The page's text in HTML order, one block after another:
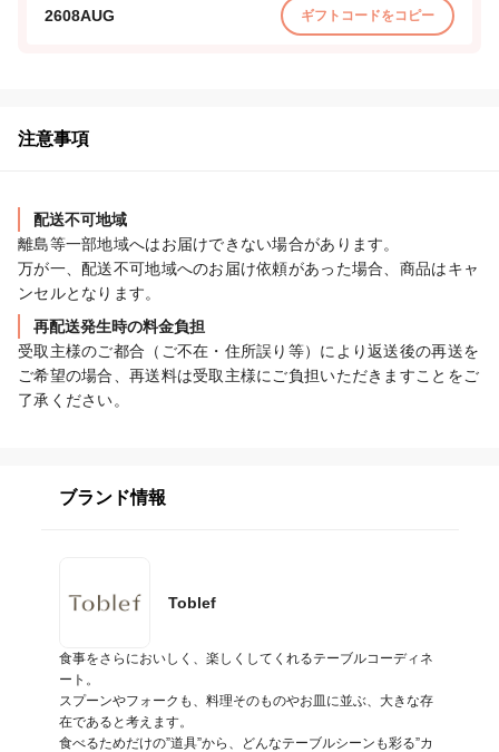
2608AUG ギフトコードをコピー
注意事項
配送不可地域
離島等一部地域へはお届けできない場合があります。
万が一、配送不可地域へのお届け依頼があった場合、商品はキャ
ンセルとなります。
再配送発生時の料金負担
受取主様のご都合（ご不在・住所誤り等）により返送後の再送を
ご希望の場合、再送料は受取主様にご負担いただきますことをご
了承ください。
ブランド情報
Toblef
食事をさらにおいしく、楽しくしてくれるテーブルコーディネ
ート。
スプーンやフォークも、料理そのものやお皿に並ぶ、大きな存
在であると考えます。
食べるためだけの”道具”から、どんなテーブルシーンも彩る”カ